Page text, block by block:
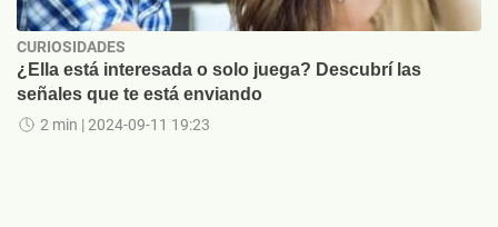
CURIOSIDADES
¿Ella está interesada o solo juega? Descubrí las
señales que te está enviando
2 min | 2024-09-11 19:23